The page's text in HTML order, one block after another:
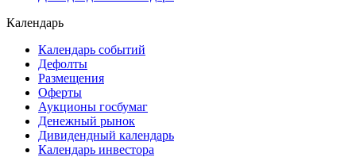
Календарь
Календарь событий
Дефолты
Размещения
Оферты
Аукционы госбумаг
Денежный рынок
Дивидендный календарь
Календарь инвестора